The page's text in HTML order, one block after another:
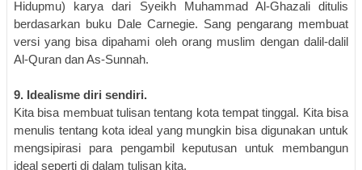
Hidupmu) karya dari Syeikh Muhammad Al-Ghazali ditulis
berdasarkan buku Dale Carnegie. Sang pengarang membuat
versi yang bisa dipahami oleh orang muslim dengan dalil-dalil
Al-Quran dan As-Sunnah.
9. Idealisme diri sendiri.
Kita bisa membuat tulisan tentang kota tempat tinggal. Kita bisa
menulis tentang kota ideal yang mungkin bisa digunakan untuk
mengsipirasi para pengambil keputusan untuk membangun
ideal seperti di dalam tulisan kita,